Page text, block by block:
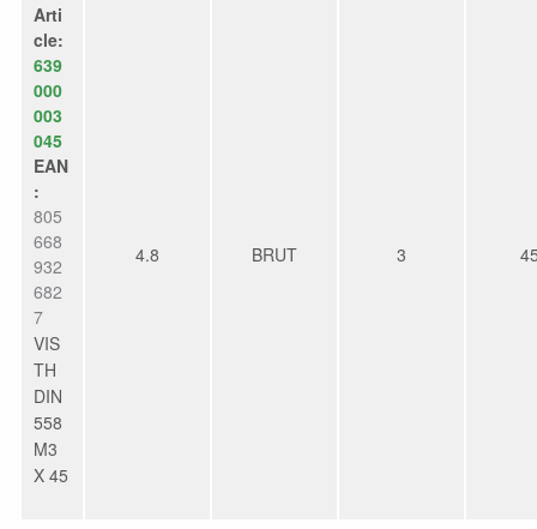
Arti
cle:
639
000
003
045
EAN
:
805
668
932
682
7
VIS
TH
DIN
558
M3
X 45
4.8 BRUT 3